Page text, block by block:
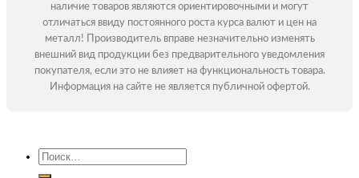
наличие товаров являются ориентировочными и могут
отличаться ввиду постоянного роста курса валют и цен на
металл! Производитель вправе незначительно изменять
внешний вид продукции без предварительного уведомления
покупателя, если это не влияет на функциональность товара.
Информация на сайте не является публичной офертой.
Искать: